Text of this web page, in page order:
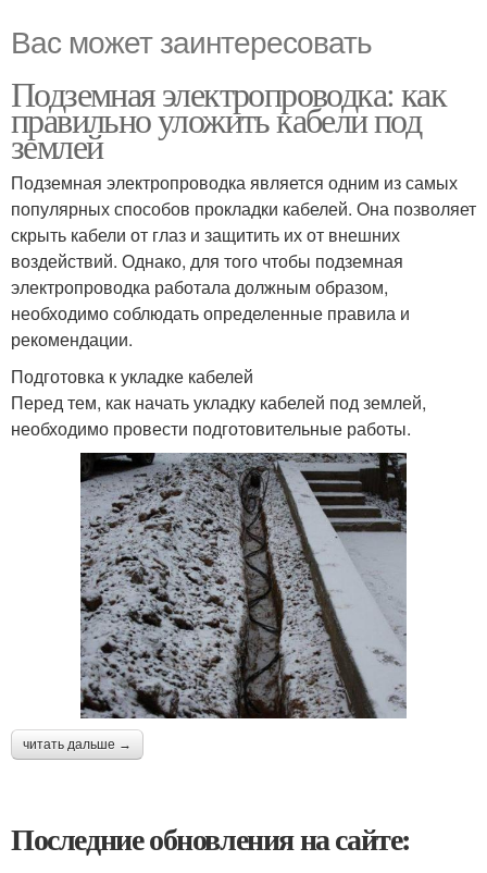
Вас может заинтересовать
Подземная электропроводка: как
правильно уложить кабели под
землей
Подземная электропроводка является одним из самых
популярных способов прокладки кабелей. Она позволяет
скрыть кабели от глаз и защитить их от внешних
воздействий. Однако, для того чтобы подземная
электропроводка работала должным образом,
необходимо соблюдать определенные правила и
рекомендации.
Подготовка к укладке кабелей
Перед тем, как начать укладку кабелей под землей,
необходимо провести подготовительные работы.
читать дальше →
Последние обновления на сайте: